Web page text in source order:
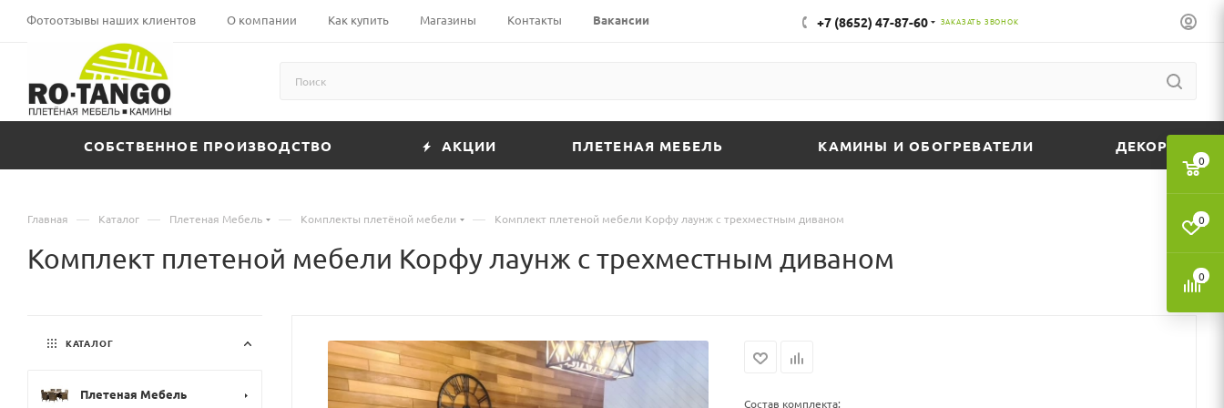
Фотоотзывы наших клиентов О компании Как купить Магазины Контакты Вакансии +7 (8652) 47-87-60 ЗАКАЗАТЬ ЗВОНОК
СОБСТВЕННОЕ ПРОИЗВОДСТВО АКЦИИ ПЛЕТЕНАЯ МЕБЕЛЬ КАМИНЫ И ОБОГРЕВАТЕЛИ ДЕКОР
Главная — Каталог — Плетеная Мебель — Комплекты плетёной мебели — Комплект плетеной мебели Корфу лаунж с трехместным диваном
Комплект плетеной мебели Корфу лаунж с трехместным диваном
Состав комплекта:
КАТАЛОГ
Плетеная Мебель
0
0
0